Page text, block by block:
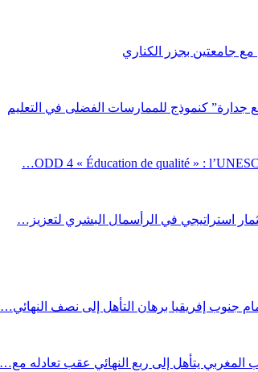
مع جامعتين بجزر الكناري
جدارة” كنموذج للممارسات الفضلى في التعليم
ODD 4 « Éducation de qualité » :
استراتيجي في الرأسمال البشري لتعزيز…
جنوب إفريقيا برهان التأهل إلى نصف النهائي…